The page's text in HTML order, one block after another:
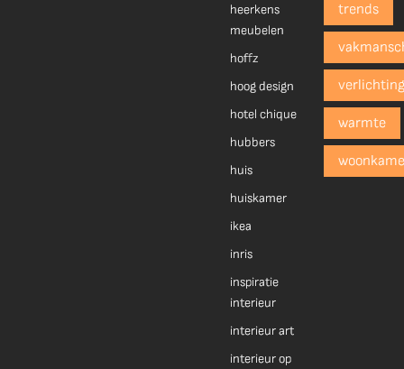
heerkens
meubelen
hoffz
hoog design
hotel chique
hubbers
huis
huiskamer
ikea
inris
inspiratie
interieur
interieur art
interieur op
trends
warmte